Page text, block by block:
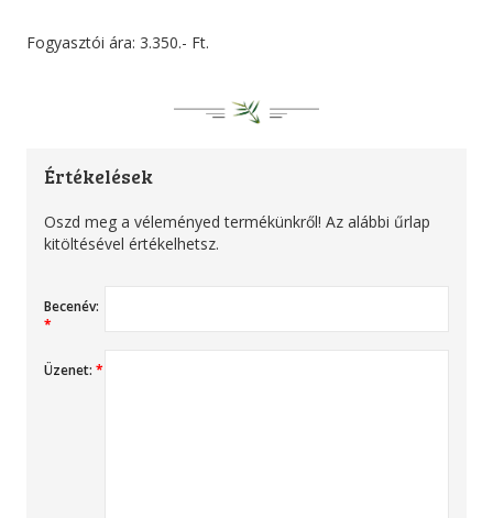
Fogyasztói ára: 3.350.- Ft.
Értékelések
Oszd meg a véleményed termékünkről! Az alábbi űrlap
kitöltésével értékelhetsz.
Becenév:
*
Üzenet: *